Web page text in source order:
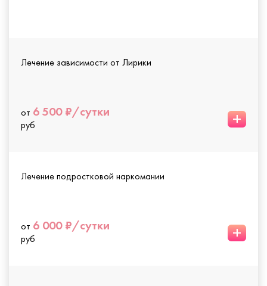
Лечение зависимости от Лирики
от 6 500 ₽/сутки
руб +
Лечение подростковой наркомании
от 6 000 ₽/сутки
руб +